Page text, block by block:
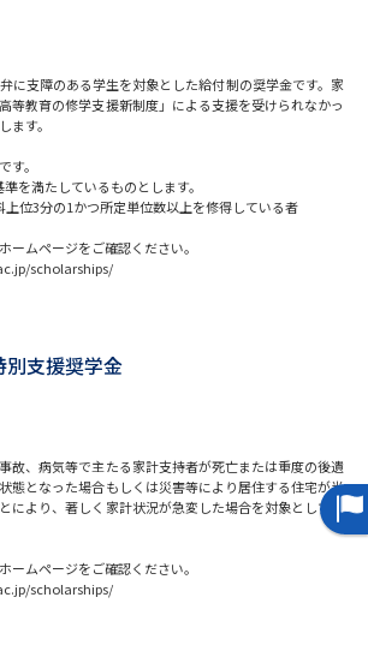
特徴を調べる
奨学金・特待生制度特集
ージ
新学年スタート号特集ページ
（高2生用）
に支障のある学生を対象とした給付制の奨学金です。家
等教育の修学支援新制度」による支援を受けられなかっ
ます。
す。
を満たしているものとします。
位3分の1かつ所定単位数以上を修得している者
ムページをご確認ください。
scholarships/
別支援奨学金
故、病気等で主たる家計支持者が死亡または重度の後遺
態となった場合もしくは災害等により居住する住宅が半
により、著しく家計状況が急変した場合を対象としてい
ムページをご確認ください。
scholarships/